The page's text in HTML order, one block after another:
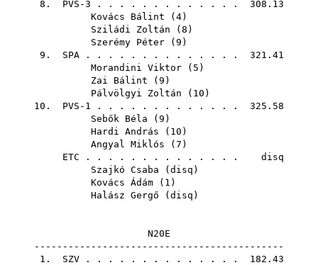
8. PVS-3 . . . . . . . . . . . . . 308.13
Kovács Bálint ( 4)
Sziládi Zoltán ( 8 )
Szerémy Péter ( 9 )
9. SPA . . . . . . . . . . . . . . 321.41
Morandini Viktor ( 5 )
Zai Bálint ( 9 )
Pálvölgyi Zoltán ( 10 )
10. PVS-1 . . . . . . . . . . . . . 325.58
Sebők Béla ( 9 )
Hardi András ( 10 )
Angyal Miklós ( 7 )
ETC . . . . . . . . . . . . . . disq
Szajkó Csaba ( disq )
Kovács Ádám ( 1 )
Halász Gergő ( disq )
N20E
--------------------------------------------
1. SZV . . . . . . . . . . . . . . 182.43